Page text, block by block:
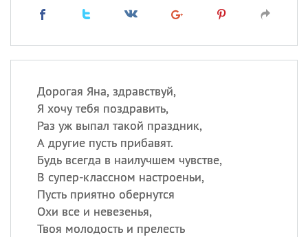
Дорогая Яна, здравствуй,
Я хочу тебя поздравить,
Раз уж выпал такой праздник,
А другие пусть прибавят.
Будь всегда в наилучшем чувстве,
В супер-классном настроеньи,
Пусть приятно обернутся
Охи все и невезенья,
Твоя молодость и прелесть